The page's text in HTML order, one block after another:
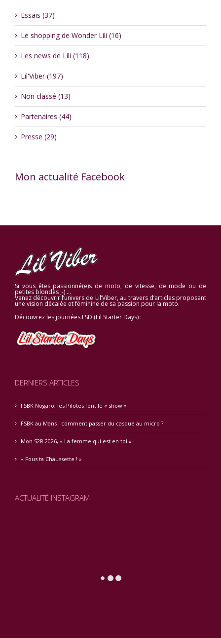
Essais (37)
Le shopping de Wonder Lili (16)
Les news de Lili (118)
Lil'Viber (197)
Non classé (13)
Partenaires (44)
Presse (29)
Mon actualité Facebook
Si vous êtes passionné(e)s de moto, de vitesse, de mode ou de
petites blondes ;-) …
Venez découvrir l’univers de Lil’Viber, au travers d’articles proposant
une vision décalée et féminine de sa passion pour la moto.
Découvrez les journées LSD (Lil Starter Days) :
DERNIERS ARTICLES
FSBK Nogaro, les Pilotes font le « show » !
FSBK au Mans : comment passer du casque au micro ?
Mon S2R 2026, « La femme qui est en toi » !
« Fous ta Chaussette ! »
ACTUALITÉ INSTAGRAM